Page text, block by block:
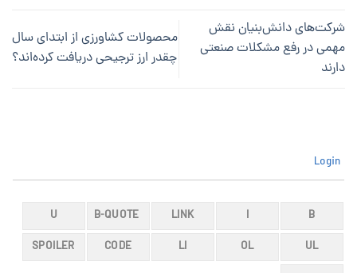
شرکت‌های دانش‌بنیان نقش
مهمی در رفع مشکلات صنعتی
دارند
محصولات کشاورزی از ابتدای سال
چقدر ارز ترجیحی دریافت کرده‌اند؟